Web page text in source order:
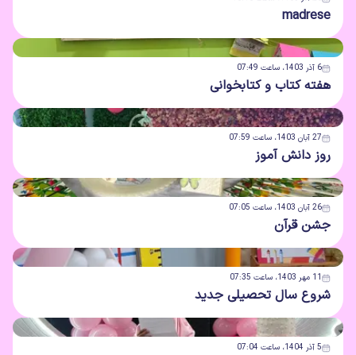
madrese
6 آذر 1403، ساعت 07:49
هفته کتاب و کتابخوانی
27 آبان 1403، ساعت 07:59
روز دانش آموز
26 آبان 1403، ساعت 07:05
جشن قرآن
11 مهر 1403، ساعت 07:35
شروع سال تحصیلی جدید
5 آذر 1404، ساعت 07:04